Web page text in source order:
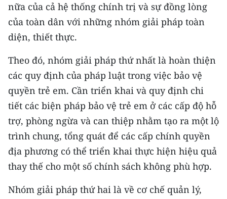
nữa của cả hệ thống chính trị và sự đồng lòng
của toàn dân với những nhóm giải pháp toàn
diện, thiết thực.
Theo đó, nhóm giải pháp thứ nhất là hoàn thiện
các quy định của pháp luật trong việc bảo vệ
quyền trẻ em. Cần triển khai và quy định chi
tiết các biện pháp bảo vệ trẻ em ở các cấp độ hỗ
trợ, phòng ngừa và can thiệp nhằm tạo ra một lộ
trình chung, tổng quát để các cấp chính quyền
địa phương có thể triển khai thực hiện hiệu quả
thay thế cho một số chính sách không phù hợp.
Nhóm giải pháp thứ hai là về cơ chế quản lý,